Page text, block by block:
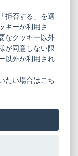
まと振
袖
ト
内
基づく表記
拒否する」を選
キーが利用さ
なクッキー以外
が同意しない限
以外が利用され
たい場合はこち